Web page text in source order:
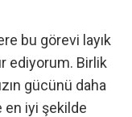
bu görevi layık
ediyorum. Birlik
gücünü daha
en iyi şekilde